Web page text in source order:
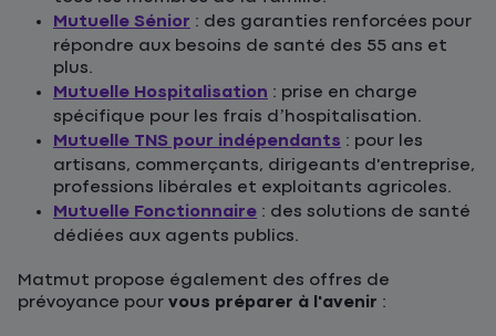
Mutuelle Sénior : des garanties renforcées pour
répondre aux besoins de santé des 55 ans et
plus.
Mutuelle Hospitalisation : prise en charge
spécifique pour les frais d’hospitalisation.
Mutuelle TNS pour indépendants : pour les
artisans, commerçants, dirigeants d'entreprise,
professions libérales et exploitants agricoles.
Mutuelle Fonctionnaire : des solutions de santé
dédiées aux agents publics.
Matmut propose également des offres de
prévoyance pour vous préparer à l'avenir :